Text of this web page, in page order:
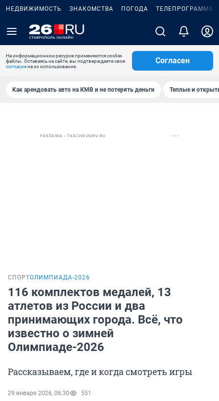
НЕДВИЖИМОСТЬ ЗНАКОМСТВА ПОГОДА ТЕЛЕПРОГРАММА
На информационном ресурсе применяются cookie-
файлы. Оставаясь на сайте, вы подтверждаете свое
согласиена их использование.
Согласен
Как арендовать авто на КМВ и не потерять деньги Теплые и
РЕКЛАМА • TKACHEVKMV.RU
СПОРТОЛИМПИАДА-2026
116 комплектов медалей, 13
атлетов из России и два
принимающих города. Всё, что
известно о зимней
Олимпиаде-2026
Рассказываем, где и когда смотреть игры
29 января 2026, 06:30 551